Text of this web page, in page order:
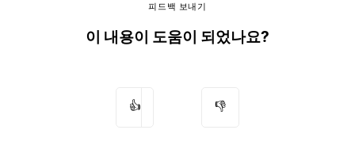
피드백 보내기
이 내용이 도움이 되었나요?
👍 👎